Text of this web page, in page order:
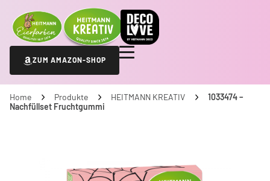
ZUM AMAZON-SHOP
Home Produkte HEITMANN KREATIV
1033474 –
Nachfüllset Fruchtgummi